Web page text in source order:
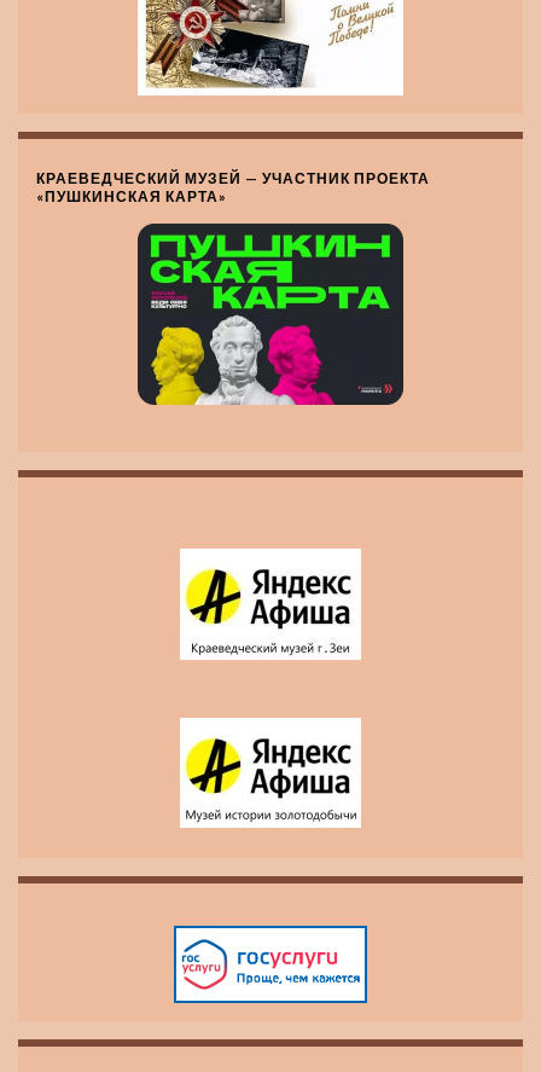
КРАЕВЕДЧЕСКИЙ МУЗЕЙ — УЧАСТНИК ПРОЕКТА
«ПУШКИНСКАЯ КАРТА»